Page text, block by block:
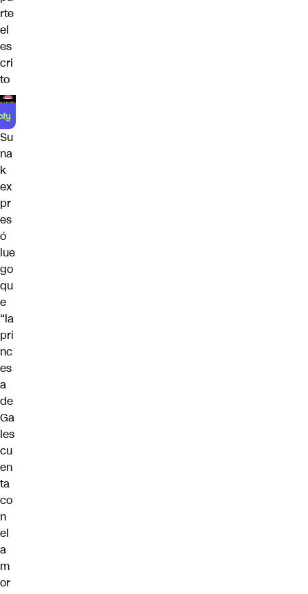
rte
el
es
cri
to
Su
na
k
ex
pr
es
ó
lue
go
qu
e
“la
pri
nc
es
a
de
Ga
les
cu
en
ta
co
n
el
a
m
or